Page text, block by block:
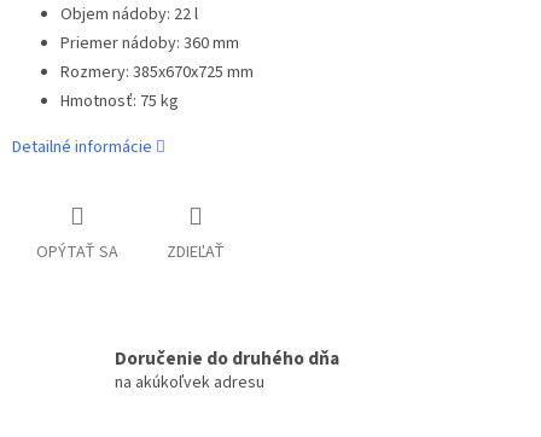
Objem nádoby: 22 l
Priemer nádoby: 360 mm
Rozmery: 385x670x725 mm
Hmotnosť: 75 kg
Detailné informácie
OPÝTAŤ SA ZDIEĽAŤ
Doručenie do druhého dňa
na akúkoľvek adresu